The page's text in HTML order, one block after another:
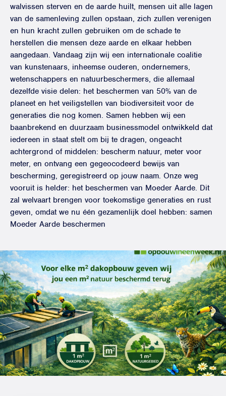
walvissen sterven en de aarde huilt, mensen uit alle lagen
van de samenleving zullen opstaan, zich zullen verenigen
en hun kracht zullen gebruiken om de schade te
herstellen die mensen deze aarde en elkaar hebben
aangedaan. Vandaag zijn wij een internationale coalitie
van kunstenaars, inheemse ouderen, ondernemers,
wetenschappers en natuurbeschermers, die allemaal
dezelfde visie delen: het beschermen van 50% van de
planeet en het veiligstellen van biodiversiteit voor de
generaties die nog komen. Samen hebben wij een
baanbrekend en duurzaam businessmodel ontwikkeld dat
iedereen in staat stelt om bij te dragen, ongeacht
achtergrond of middelen: bescherm natuur, meter voor
meter, en ontvang een gegeocodeerd bewijs van
bescherming, geregistreerd op jouw naam. Onze weg
vooruit is helder: het beschermen van Moeder Aarde. Dit
zal welvaart brengen voor toekomstige generaties en rust
geven, omdat we nu één gezamenlijk doel hebben: samen
Moeder Aarde beschermen